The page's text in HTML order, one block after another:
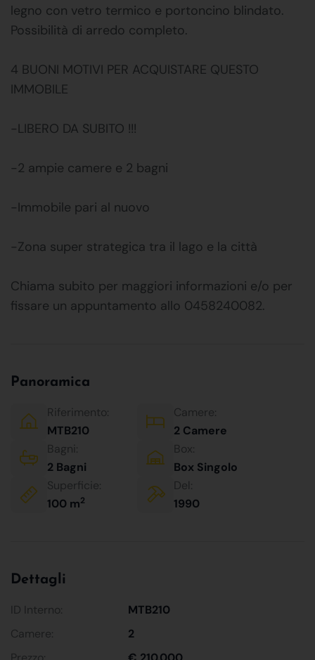
legno con vetro termico e portoncino blindato.
Possibilità di arredo completo.
4 BUONI MOTIVI PER ACQUISTARE QUESTO
IMMOBILE
-LIBERO DA SUBITO !!!
-2 ampie camere e 2 bagni
-Immobile pari al nuovo
-Zona super strategica tra il lago e la città
Chiama subito per maggiori informazioni e/o per
fissare un appuntamento allo 0458240082.
Panoramica
Riferimento:
MTB210
Camere:
2 Camere
Bagni:
2 Bagni
Box:
Box Singolo
Superficie:
100 m2
Del:
1990
Dettagli
ID Interno:
MTB210
Camere:
2